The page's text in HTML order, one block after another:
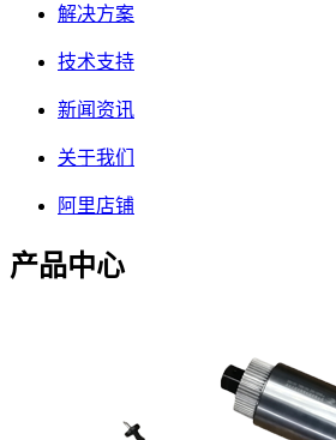
解决方案
技术支持
新闻资讯
关于我们
阿里店铺
产品中心